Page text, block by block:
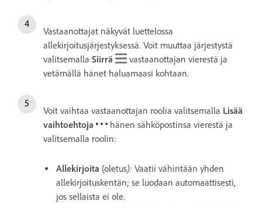
Vastaanottajat näkyvät luettelossa
allekirjoitusjärjestyksessä. Voit muuttaa järjestystä
valitsemalla Siirrä
vastaanottajan vierestä ja
vetämällä hänet haluamaasi kohtaan.
Voit vaihtaa vastaanottajan roolia valitsemalla Lisää
vaihtoehtoja
hänen sähköpostinsa vierestä ja
valitsemalla roolin:
Allekirjoita (oletus): Vaatii vähintään yhden
allekirjoituskentän; se luodaan automaattisesti,
jos sellaista ei ole.